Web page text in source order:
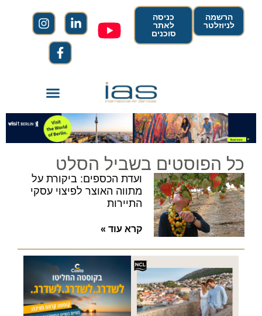
הרשמה
לניוזלטר
כניסה
לאתר
סוכנים
כל הפוסטים בשביל הסלט
ועדת הכספים: ביקורת על
מתווה האוצר לפיצוי עסקי
התיירות
קרא עוד »